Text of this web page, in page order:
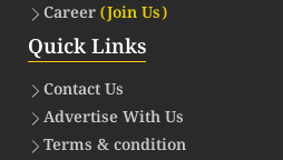
Career(Join Us)
Quick Links
Contact Us
Advertise With Us
Terms & condition